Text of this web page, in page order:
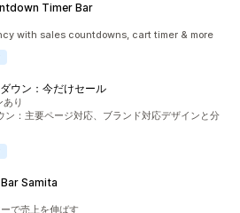
Timer Bar
with sales countdowns, cart timer & more
ウン：今だけセール
あり
：主要ページ対応、ブランド対応デザインと分
Samita
で売上を伸ばす